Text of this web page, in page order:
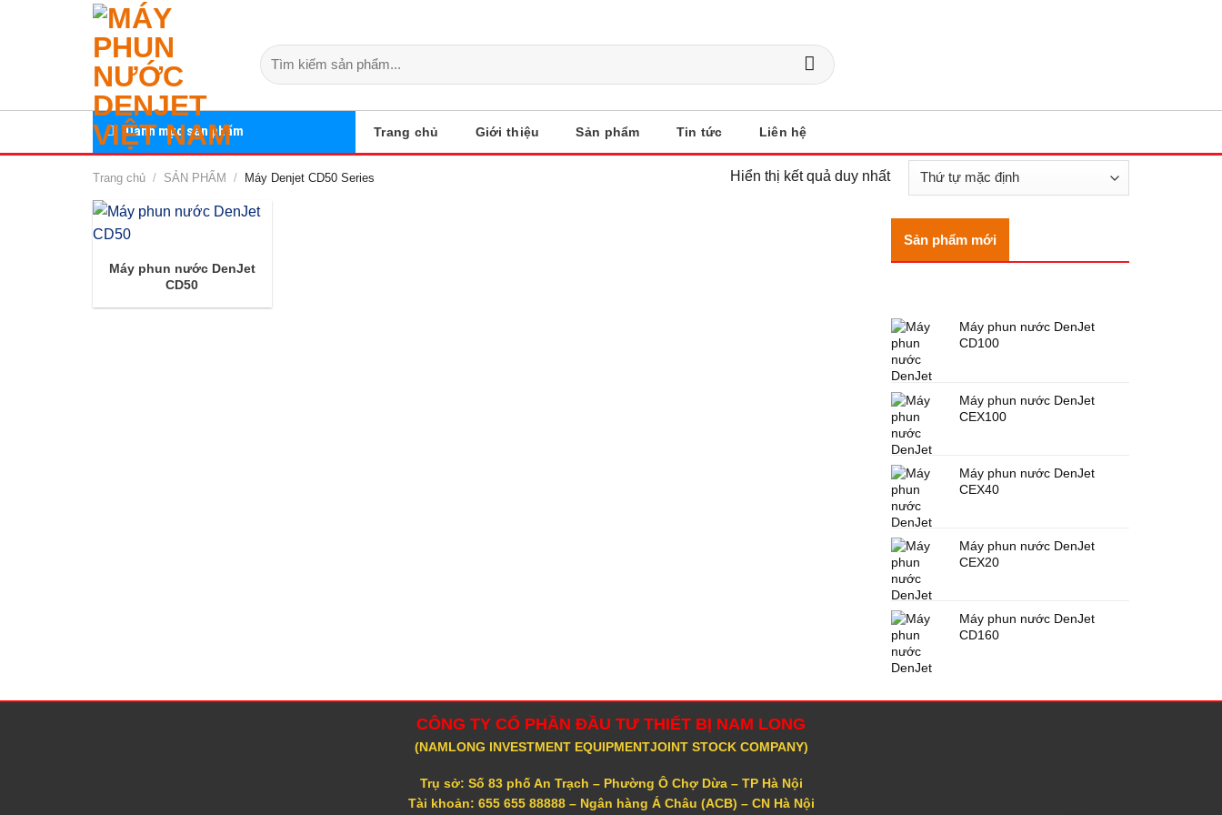
Tìm
kiếm:
Danh mục sản phẩm Trang chủ Giới thiệu Sản phẩm Tin tức Liên hệ
Trang chủ / SẢN PHẨM / Máy Denjet CD50 Series Hiển thị kết quả duy nhất
Máy phun nước DenJet
CD50
Sản phẩm mới
Máy phun nước DenJet
CD100
Máy phun nước DenJet
CEX100
Máy phun nước DenJet
CEX40
Máy phun nước DenJet
CEX20
Máy phun nước DenJet
CD160
CÔNG TY CỔ PHẦN ĐẦU TƯ THIẾT BỊ NAM LONG
(NAMLONG INVESTMENT EQUIPMENTJOINT STOCK COMPANY)
Trụ sở: Số 83 phố An Trạch – Phường Ô Chợ Dừa – TP Hà Nội
Tài khoản: 655 655 88888 – Ngân hàng Á Châu (ACB) – CN Hà Nội